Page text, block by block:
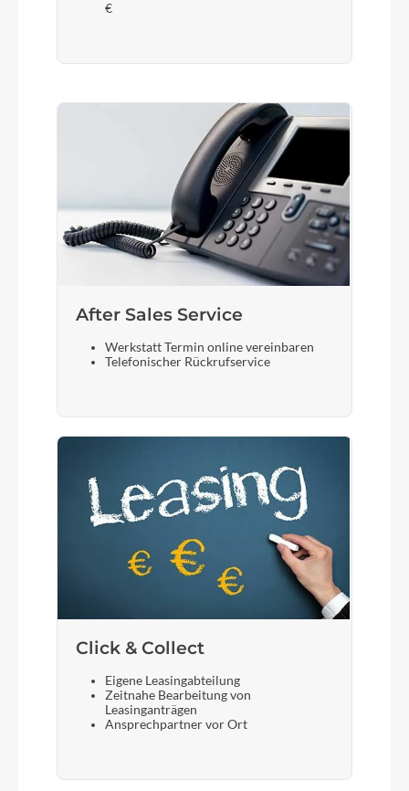
€
After Sales Service
Werkstatt Termin online vereinbaren
Telefonischer Rückrufservice
Click & Collect
Eigene Leasingabteilung
Zeitnahe Bearbeitung von
Leasinganträgen
Ansprechpartner vor Ort